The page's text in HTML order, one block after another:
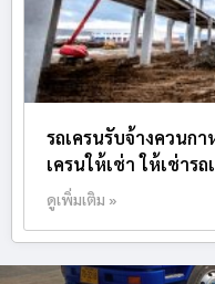
รถเครนรับจ้างควนกา
เครนให้เช่า ให้เช่ารถ
ดูเพิ่มเติม »